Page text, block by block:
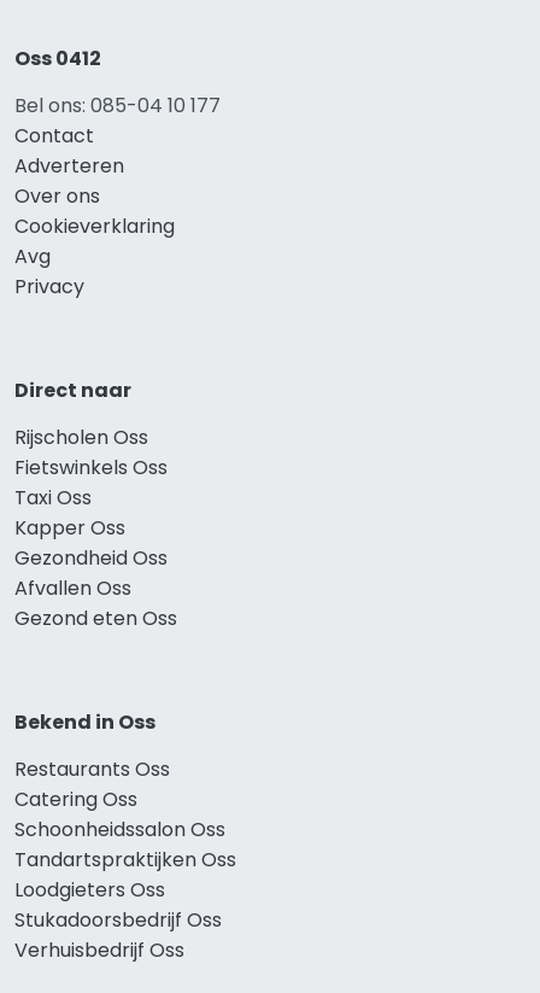
Oss 0412
Bel ons: 085-04 10 177
Contact
Adverteren
Over ons
Cookieverklaring
Avg
Privacy
Direct naar
Rijscholen Oss
Fietswinkels Oss
Taxi Oss
Kapper Oss
Gezondheid Oss
Afvallen Oss
Gezond eten Oss
Bekend in Oss
Restaurants Oss
Catering Oss
Schoonheidssalon Oss
Tandartspraktijken Oss
Loodgieters Oss
Stukadoorsbedrijf Oss
Verhuisbedrijf Oss